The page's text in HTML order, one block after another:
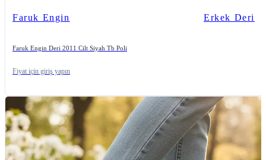
Faruk Engin Erkek Deri
Faruk Engin Deri 2011 Cilt Siyah Tb Poli
Fiyat için giriş yapın